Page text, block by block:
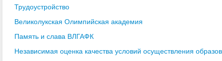
Трудоустройство
Великолукская Олимпийская академия
Память и слава ВЛГАФК
Независимая оценка качества условий осуществления